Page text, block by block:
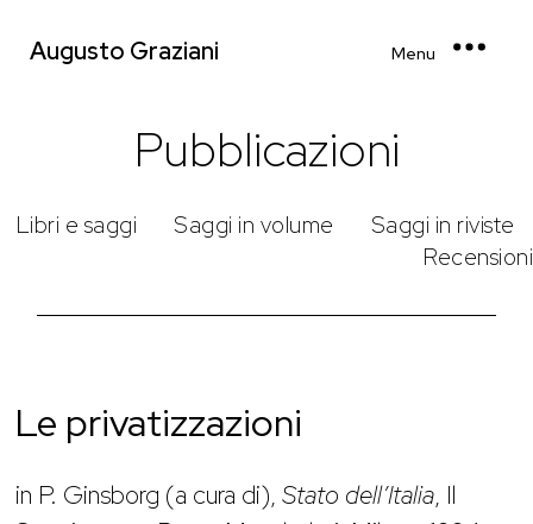
Augusto Graziani Menu
Pubblicazioni
Libri e saggi Saggi in volume
Saggi in riviste
Recensioni
Le privatizzazioni
in P. Ginsborg (a cura di),Stato dell’Italia, Il